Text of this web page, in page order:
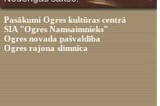
Pasākumi Ogres kultūras centrā
SIA "Ogres Namsaimnieks"
Ogres novada pašvaldība
Ogres rajona slimnīca